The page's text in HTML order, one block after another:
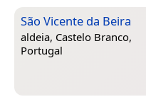
São Vicente da Beira
aldeia, Castelo Branco,
Portugal